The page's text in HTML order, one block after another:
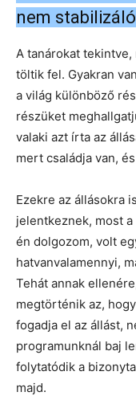
nem
A tanárokat
töltik fel. Gyakran
a világ különböző
részüket
valaki azt írta az
mert családja van,
Ezekre az állásokra
jelentkeznek, most
én dolgozom, volt
hatvanvalamennyi,
Tehát annak
megtörténik az,
fogadja el az állást,
programunknál baj
folytatódik a
majd.